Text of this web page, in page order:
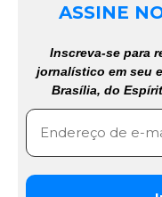
ASSINE
Inscreva-se para
jornalístico em seu
Brasília, do